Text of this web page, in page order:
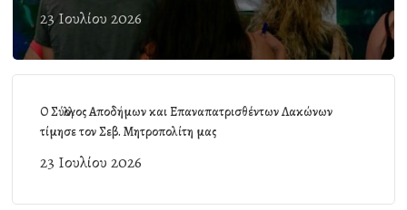
23 Ιουλίου 2026
Ο Σύλλογος Αποδήμων και Επαναπατρισθέντων Λακώνων
τίμησε τον Σεβ. Μητροπολίτη μας
23 Ιουλίου 2026